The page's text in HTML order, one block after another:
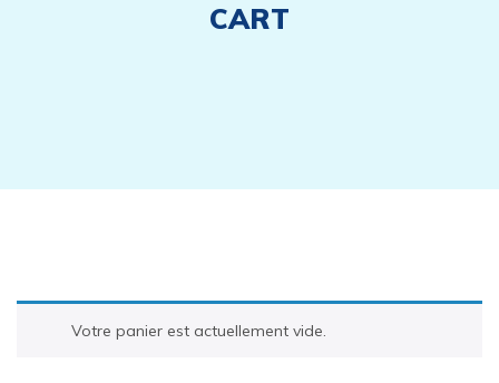
CART
Votre panier est actuellement vide.